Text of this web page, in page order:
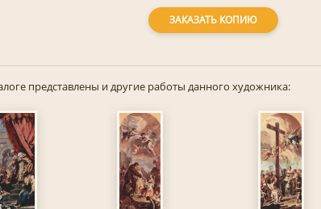
ЗАКАЗАТЬ КОПИЮ
представлены и другие работы данного художника: